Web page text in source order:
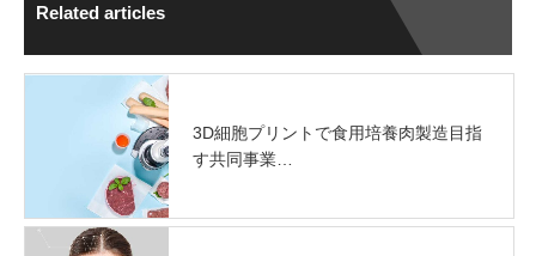
Related articles
3D細胞プリントで食用培養肉製造目指
す共同事業…